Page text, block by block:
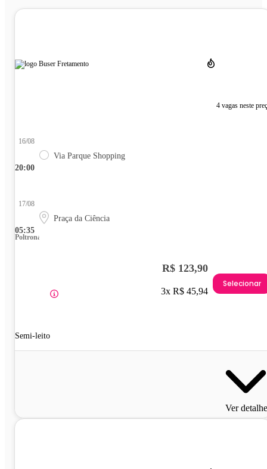
4 vagas neste
20:00
16/08
Via Parque Shopping
05:35
17/08
Praça da Ciência
Poltrona
Semi-leito
R$ 123,90
3x R$ 45,94
Selecionar
Ver